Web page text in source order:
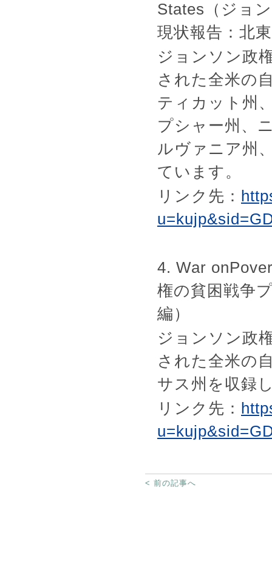
States （ジョ
現状報告：北
ジョンソン政
された全米の
ティカット州
プシャー州、
ルヴァニア州
ています。
リンク先：
4. War
権の貧困戦争
編）
ジョンソン政
された全米の
サス州を収録
リンク先：
< 前の記事へ